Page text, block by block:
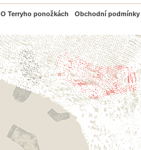
O Terryho ponožkách Obchodní podmínky
PayPal